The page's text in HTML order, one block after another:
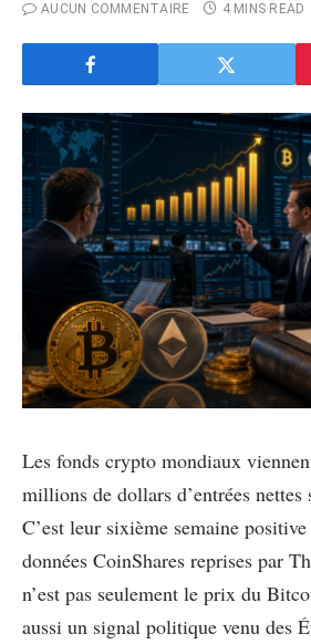
AUCUN COMMENTAIRE
4 MINS READ
Les fonds crypto mondiaux
millions de dollars d’entrées nettes
C’est leur sixième semaine
données CoinShares reprises par
n’est pas seulement le prix du
aussi un signal politique venu des